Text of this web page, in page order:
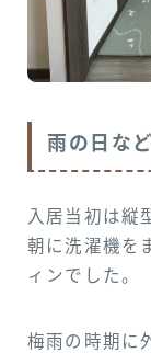
雨の日な
入居当初は縦
朝に洗濯機を
ィンでした。
梅雨の時期に